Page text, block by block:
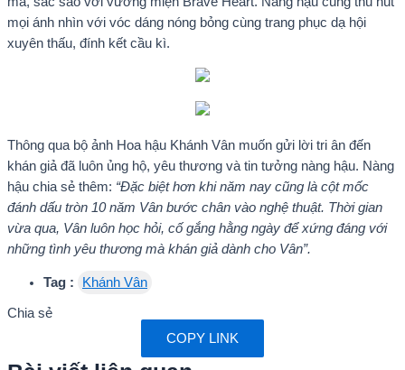
mọi ánh nhìn với vóc dáng nóng bỏng cùng trang phục dạ hội
xuyên thấu, đính kết cầu kì.
Thông qua bộ ảnh Hoa hậu Khánh Vân muốn gửi lời tri ân đến
khán giả đã luôn ủng hộ, yêu thương và tin tưởng nàng hậu. Nàng
hậu chia sẻ thêm: “Đặc biệt hơn khi năm nay cũng là cột mốc
đánh dấu tròn 10 năm Vân bước chân vào nghệ thuật. Thời gian
vừa qua, Vân luôn học hỏi, cố gắng hằng ngày để xứng đáng với
những tình yêu thương mà khán giả dành cho Vân”.
Tag : Khánh Vân
Chia sẻ
COPY LINK